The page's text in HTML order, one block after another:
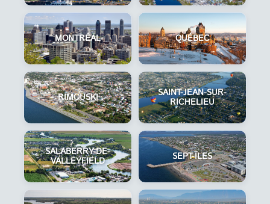
MONTRÉAL QUÉBEC
RIMOUSKI
SAINT-JEAN-SUR-
RICHELIEU
SALABERRY-DE-
VALLEYFIELD
SEPT-ÎLES